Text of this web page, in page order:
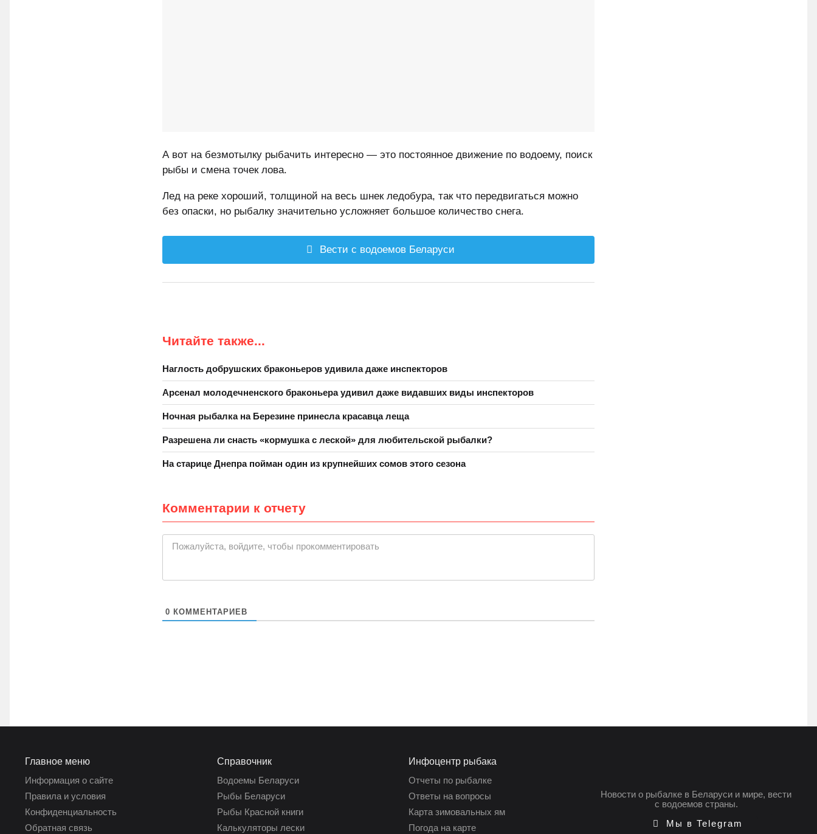
А вот на безмотылку рыбачить интересно — это постоянное движение по водоему, поиск
рыбы и смена точек лова.
Лед на реке хороший, толщиной на весь шнек ледобура, так что передвигаться можно
без опаски, но рыбалку значительно усложняет большое количество снега.
Вести с водоемов Беларуси
Читайте также...
Наглость добрушских браконьеров удивила даже инспекторов
Арсенал молодечненского браконьера удивил даже видавших виды инспекторов
Ночная рыбалка на Березине принесла красавца леща
Разрешена ли снасть «кормушка с леской» для любительской рыбалки?
На старице Днепра пойман один из крупнейших сомов этого сезона
Комментарии к отчету
Пожалуйста, войдите, чтобы прокомментировать
0 КОММЕНТАРИЕВ
Главное меню
Информация о сайте
Правила и условия
Конфиденциальность
Обратная связь
Справочник
Водоемы Беларуси
Рыбы Беларуси
Рыбы Красной книги
Калькуляторы лески
Инфоцентр рыбака
Отчеты по рыбалке
Ответы на вопросы
Карта зимовальных ям
Погода на карте
Новости о рыбалке в Беларуси и мире, вести
с водоемов страны.
Мы в Telegram